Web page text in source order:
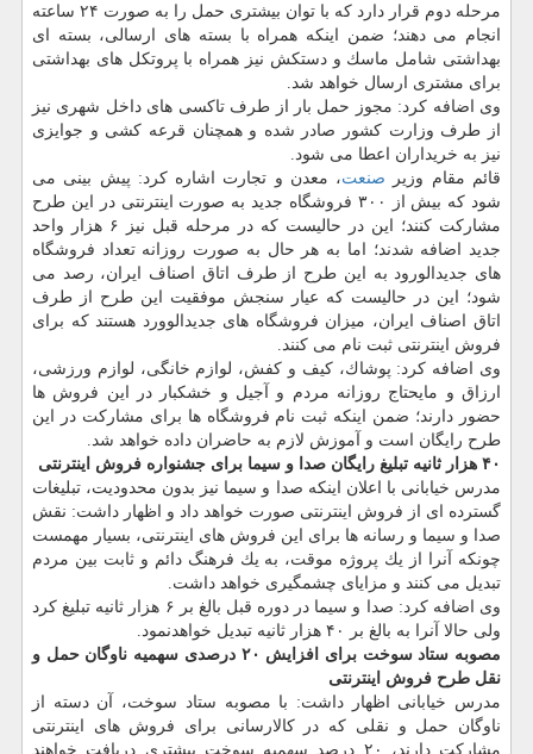
مرحله دوم قرار دارد كه با توان بیشتری حمل را به صورت ۲۴ ساعته
انجام می دهند؛ ضمن اینكه همراه با بسته های ارسالی، بسته ای
بهداشتی شامل ماسك و دستكش نیز همراه با پروتكل های بهداشتی
برای مشتری ارسال خواهد شد.
وی اضافه كرد: مجوز حمل بار از طرف تاكسی های داخل شهری نیز
از طرف وزارت كشور صادر شده و همچنان قرعه كشی و جوایزی
نیز به خریداران اعطا می شود.
قائم مقام وزیر صنعت، معدن و تجارت اشاره كرد: پیش بینی می
شود كه بیش از ۳۰۰ فروشگاه جدید به صورت اینترنتی در این طرح
مشاركت كنند؛ این در حالیست كه در مرحله قبل نیز ۶ هزار واحد
جدید اضافه شدند؛ اما به هر حال به صورت روزانه تعداد فروشگاه
های جدیدالورود به این طرح از طرف اتاق اصناف ایران، رصد می
شود؛ این در حالیست كه عیار سنجش موفقیت این طرح از طرف
اتاق اصناف ایران، میزان فروشگاه های جدیدالوورد هستند كه برای
فروش اینترنتی ثبت نام می كنند.
وی اضافه كرد: پوشاك، كیف و كفش، لوازم خانگی، لوازم ورزشی،
ارزاق و مایحتاج روزانه مردم و آجیل و خشكبار در این فروش ها
حضور دارند؛ ضمن اینكه ثبت نام فروشگاه ها برای مشاركت در این
طرح رایگان است و آموزش لازم به حاضران داده خواهد شد.
۴۰ هزار ثانیه تبلیغ رایگان صدا و سیما برای جشنواره فروش اینترنتی
مدرس خیابانی با اعلان اینكه صدا و سیما نیز بدون محدودیت، تبلیغات
گسترده ای از فروش اینترنتی صورت خواهد داد و اظهار داشت: نقش
صدا و سیما و رسانه ها برای این فروش های اینترنتی، بسیار مهمست
چونكه آنرا از یك پروژه موقت، به یك فرهنگ دائم و ثابت بین مردم
تبدیل می كنند و مزایای چشمگیری خواهد داشت.
وی اضافه كرد: صدا و سیما در دوره قبل بالغ بر ۶ هزار ثانیه تبلیغ كرد
ولی حالا آنرا به بالغ بر ۴۰ هزار ثانیه تبدیل خواهدنمود.
مصوبه ستاد سوخت برای افزایش ۲۰ درصدی سهمیه ناوگان حمل و
نقل طرح فروش اینترنتی
مدرس خیابانی اظهار داشت: با مصوبه ستاد سوخت، آن دسته از
ناوگان حمل و نقلی كه در كالارسانی برای فروش های اینترنتی
مشاركت دارند، ۲۰ درصد سهمیه سوخت بیشتری دریافت خواهند